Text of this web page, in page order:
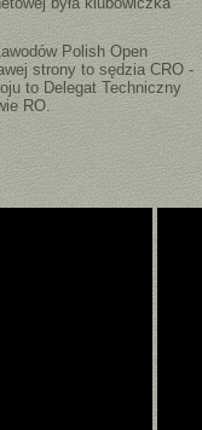
Polish Open
strony to sędzia CRO -
to Delegat Techniczny
RO.